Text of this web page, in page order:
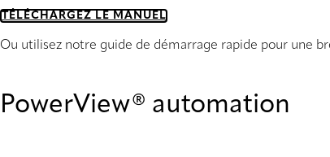
TÉLÉCHARGEZ LE MANUEL
Ou utilisez notre guide de démarrage rapide pour une
PowerView® automation